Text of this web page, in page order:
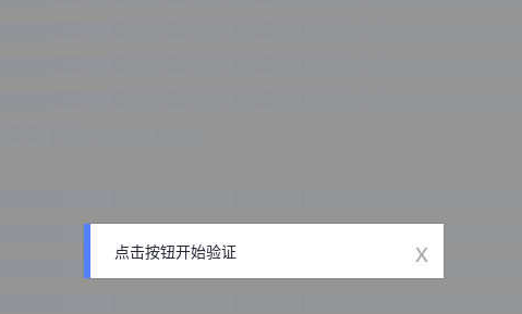
点击按钮开始验证 x